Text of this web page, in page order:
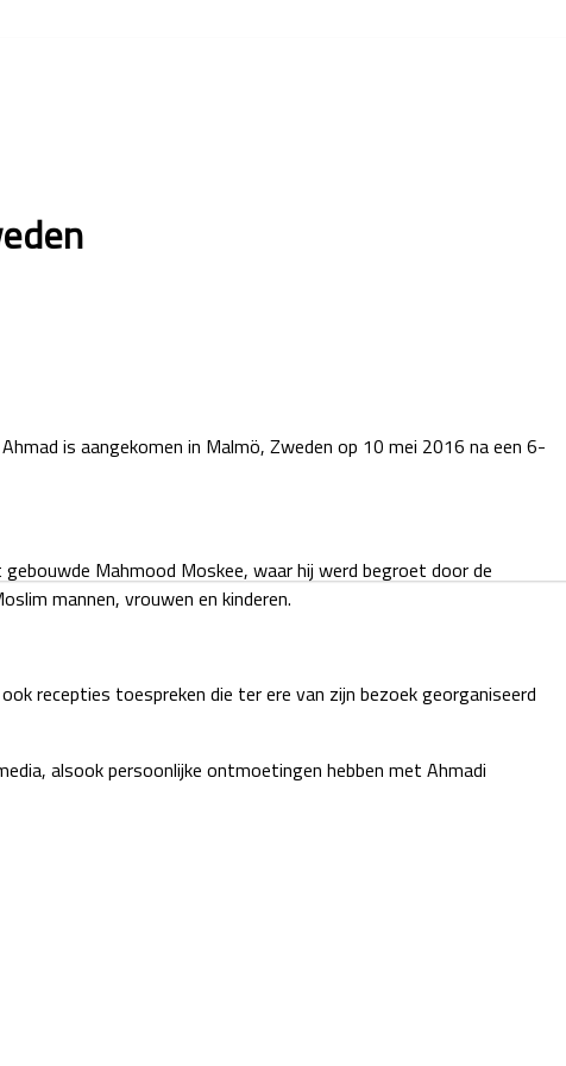
is aangekomen in Malmö, Zweden op 10 mei 2016 na een 6-
Mahmood Moskee, waar hij werd begroet door de
mannen, vrouwen en kinderen.
recepties toespreken die ter ere van zijn bezoek georganiseerd
alsook persoonlijke ontmoetingen hebben met Ahmadi